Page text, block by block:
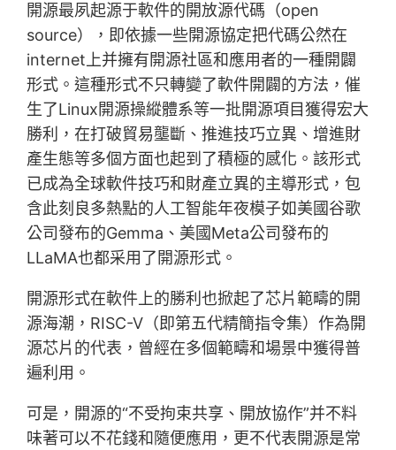
開源最夙起源于軟件的開放源代碼（open
source），即依據一些開源協定把代碼公然在
internet上并擁有開源社區和應用者的一種開闢
形式。這種形式不只轉變了軟件開闢的方法，催
生了Linux開源操縱體系等一批開源項目獲得宏大
勝利，在打破貿易壟斷、推進技巧立異、增進財
產生態等多個方面也起到了積極的感化。該形式
已成為全球軟件技巧和財產立異的主導形式，包
含此刻良多熱點的人工智能年夜模子如美國谷歌
公司發布的Gemma、美國Meta公司發布的
LLaMA也都采用了開源形式。
開源形式在軟件上的勝利也掀起了芯片範疇的開
源海潮，RISC-Ⅴ（即第五代精簡指令集）作為開
源芯片的代表，曾經在多個範疇和場景中獲得普
遍利用。
可是，開源的“不受拘束共享、開放協作”并不料
味著可以不花錢和隨便應用，更不代表開源是常